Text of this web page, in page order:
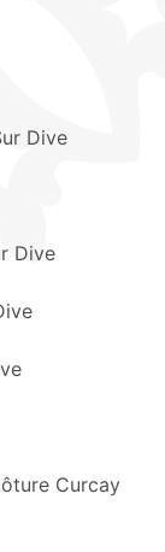
Dive
Dive
Curcay